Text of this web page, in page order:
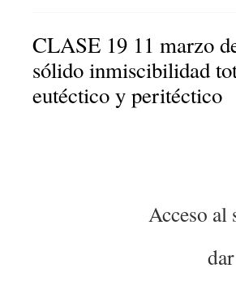
CLASE 19 11 marzo
sólido inmiscibilidad
eutéctico y peritéctico
Acceso al